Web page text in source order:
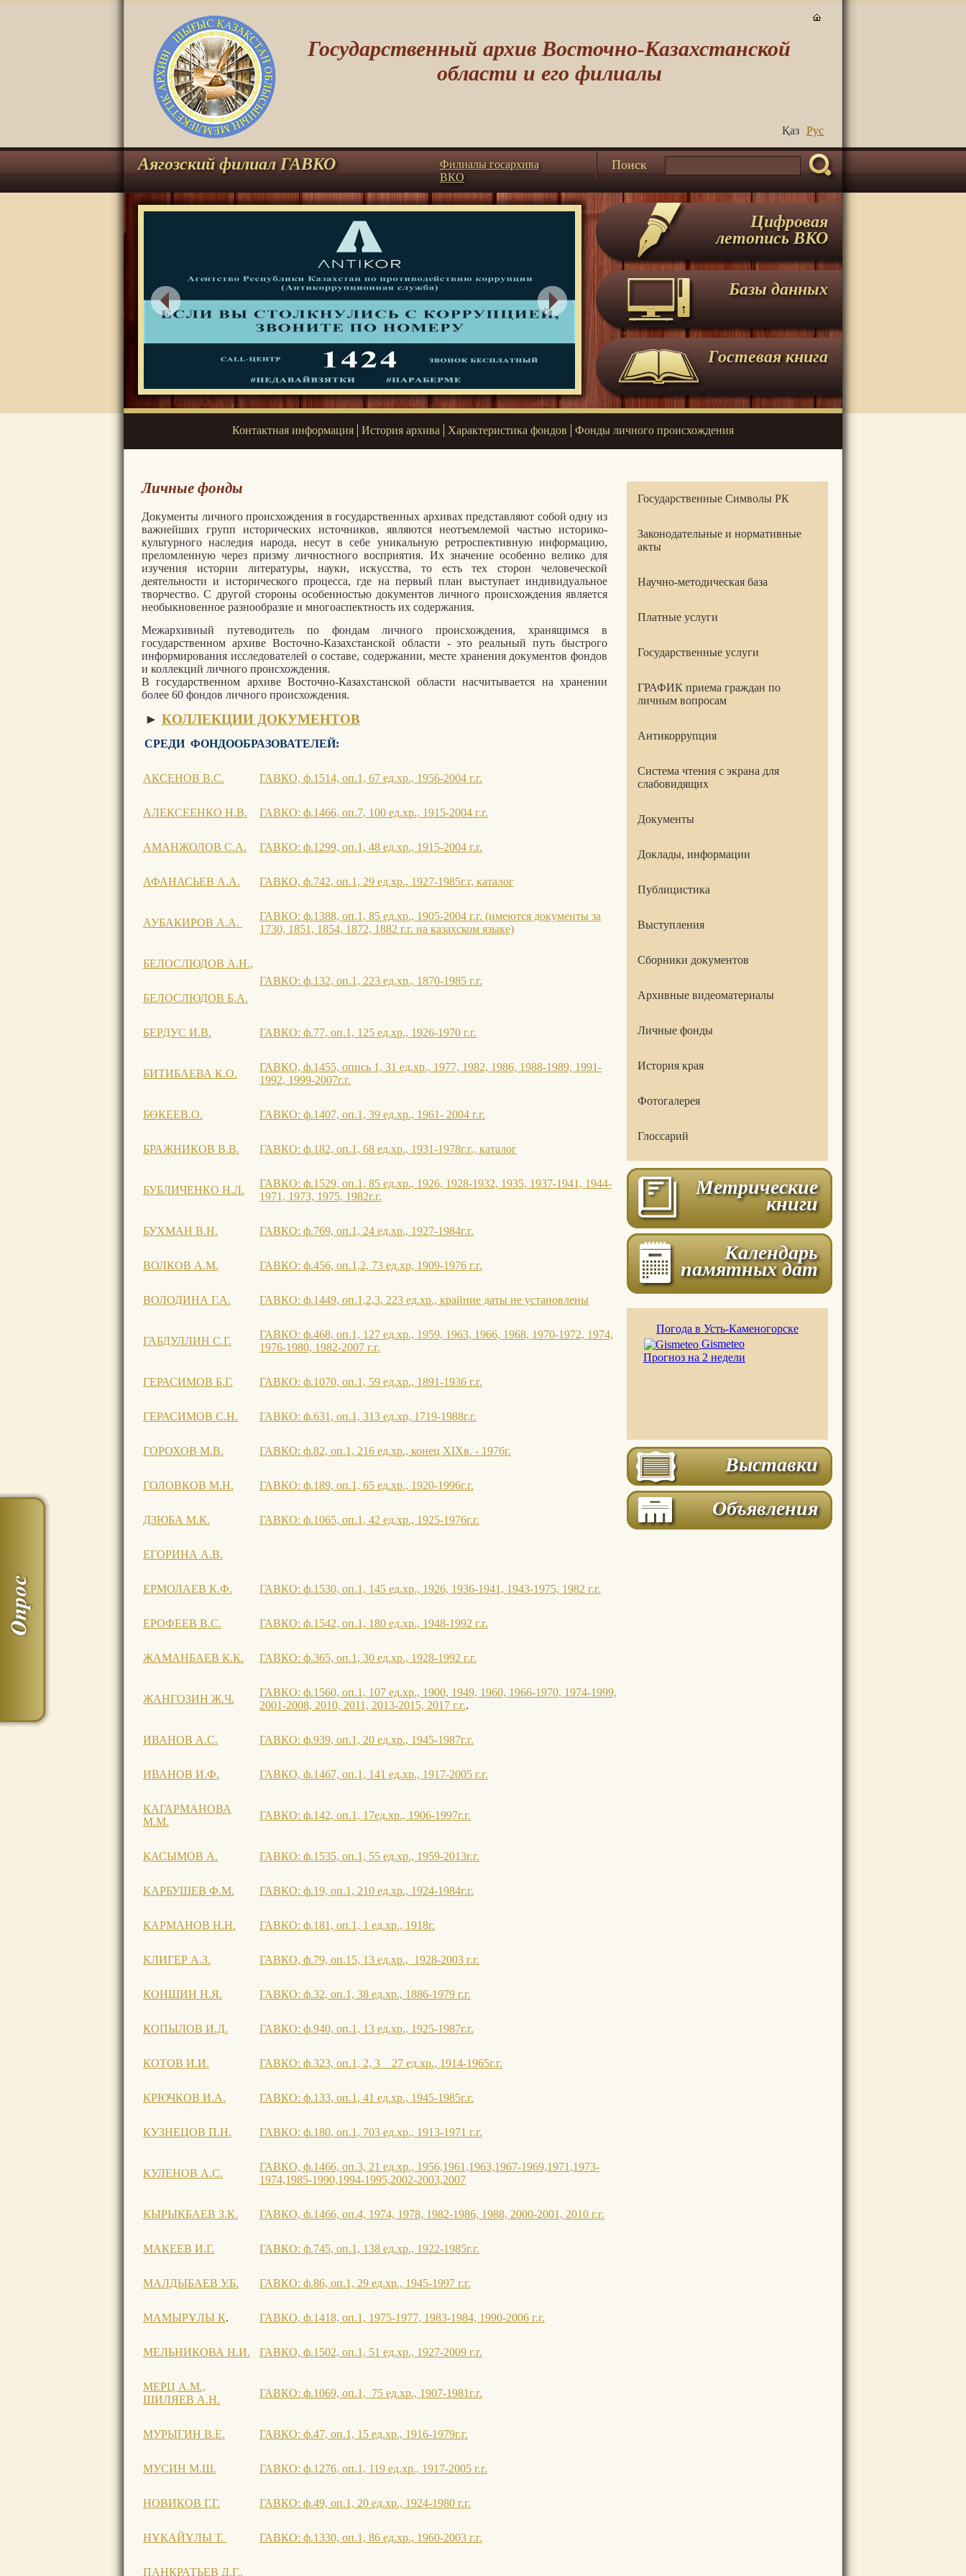
Государственный архив Восточно-Казахстанской
области и его филиалы
Қаз Руc
Аягозский филиал ГАВКО
Филиалы госархива
ВКО
Поиск
Цифровая
летопись ВКО
Базы данных
Гостевая книга
Контактная информация История архива Характеристика фондов Фонды личного происхождения
Личные фонды
Документы личного происхождения в государственных архивах представляют собой одну из
важнейших групп исторических источников, являются неотъемлемой частью историко-
культурного наследия народа, несут в себе уникальную ретроспективную информацию,
преломленную через призму личностного восприятия. Их значение особенно велико для
изучения истории литературы, науки, искусства, то есть тех сторон человеческой
деятельности и исторического процесса, где на первый план выступает индивидуальное
творчество. С другой стороны особенностью документов личного происхождения является
необыкновенное разнообразие и многоаспектность их содержания.
Межархивный путеводитель по фондам личного происхождения, хранящимся в
государственном архиве Восточно-Казахстанской области - это реальный путь быстрого
информирования исследователей о составе, содержании, месте хранения документов фондов
и коллекций личного происхождения.
В государственном архиве Восточно-Казахстанской области насчитывается на хранении
более 60 фондов личного происхождения.
► КОЛЛЕКЦИИ ДОКУМЕНТОВ
СРЕДИ ФОНДООБРАЗОВАТЕЛЕЙ:
АКСЕНОВ В.С. ГАВКО, ф.1514, оп.1, 67 ед.хр., 1956-2004 г.г.
АЛЕКСЕЕНКО Н.В. ГАВКО: ф.1466, оп.7, 100 ед.хр., 1915-2004 г.г.
АМАНЖОЛОВ С.А. ГАВКО: ф.1299, оп.1, 48 ед.хр., 1915-2004 г.г.
АФАНАСЬЕВ А.А. ГАВКО, ф.742, оп.1, 29 ед.хр., 1927-1985г.г, каталог
АУБАКИРОВ А.А.
ГАВКО: ф.1388, оп.1, 85 ед.хр., 1905-2004 г.г. (имеются документы за
1730, 1851, 1854, 1872, 1882 г.г. на казахском языке)
БЕЛОСЛЮДОВ А.Н.,
ГАВКО: ф.132, оп.1, 223 ед.хр., 1870-1985 г.г.
БЕЛОСЛЮДОВ Б.А.
БЕРДУС И.В. ГАВКО: ф.77, оп.1, 125 ед.хр., 1926-1970 г.г.
БИТИБАЕВА К.О.
ГАВКО, ф.1455, опись 1, 31 ед.хр., 1977, 1982, 1986, 1988-1989, 1991-
1992, 1999-2007г.г.
БӨКЕЕВ.О. ГАВКО: ф.1407, оп.1, 39 ед.хр., 1961- 2004 г.г.
БРАЖНИКОВ В.В. ГАВКО: ф.182, оп.1, 68 ед.хр., 1931-1978г.г., каталог
БУБЛИЧЕНКО Н.Л.
ГАВКО: ф.1529, оп.1, 85 ед.хр., 1926, 1928-1932, 1935, 1937-1941, 1944-
1971, 1973, 1975, 1982г.г.
БУХМАН В.Н. ГАВКО: ф.769, оп.1, 24 ед.хр., 1927-1984г.г.
ВОЛКОВ А.М. ГАВКО: ф.456, оп.1,2, 73 ед.хр, 1909-1976 г.г.
ВОЛОДИНА Г.А. ГАВКО: ф.1449, оп.1,2,3, 223 ед.хр., крайние даты не установлены
ГАБДУЛЛИН С.Г.
ГАВКО: ф.468, оп.1, 127 ед.хр., 1959, 1963, 1966, 1968, 1970-1972, 1974,
1976-1980, 1982-2007 г.г.
ГЕРАСИМОВ Б.Г. ГАВКО: ф.1070, оп.1, 59 ед.хр., 1891-1936 г.г.
ГЕРАСИМОВ С.Н. ГАВКО: ф.631, оп.1, 313 ед.хр, 1719-1988г.г.
ГОРОХОВ М.В. ГАВКО: ф.82, оп.1, 216 ед.хр., конец XIXв. - 1976г.
ГОЛОВКОВ М.Н. ГАВКО: ф.189, оп.1, 65 ед.хр., 1920-1996г.г.
ДЗЮБА М.К. ГАВКО: ф.1065, оп.1, 42 ед.хр., 1925-1976г.г.
ЕГОРИНА А.В.
ЕРМОЛАЕВ К.Ф. ГАВКО: ф.1530, оп.1, 145 ед.хр., 1926, 1936-1941, 1943-1975, 1982 г.г.
ЕРОФЕЕВ В.С. ГАВКО: ф.1542, оп.1, 180 ед.хр., 1948-1992 г.г.
ЖАМАНБАЕВ К.К. ГАВКО: ф.365, оп.1, 30 ед.хр., 1928-1992 г.г.
ЖАНГОЗИН Ж.Ч.
ГАВКО: ф.1560, оп.1, 107 ед.хр., 1900, 1949, 1960, 1966-1970, 1974-1999,
2001-2008, 2010, 2011, 2013-2015, 2017 г.г..
ИВАНОВ А.С. ГАВКО: ф.939, оп.1, 20 ед.хр., 1945-1987г.г.
ИВАНОВ И.Ф. ГАВКО, ф.1467, оп.1, 141 ед.хр., 1917-2005 г.г.
КАГАРМАНОВА
М.М.
ГАВКО: ф.142, оп.1, 17ед.хр., 1906-1997г.г.
ҚАСЫМОВ А. ГАВКО: ф.1535, оп.1, 55 ед.хр., 1959-2013г.г.
КАРБУШЕВ Ф.М. ГАВКО: ф.19, оп.1, 210 ед.хр., 1924-1984г.г.
КАРМАНОВ Н.Н. ГАВКО: ф.181, оп.1, 1 ед.хр., 1918г.
КЛИГЕР А.З. ГАВКО, ф.79, оп.15, 13 ед.хр., 1928-2003 г.г.
КОНШИН Н.Я. ГАВКО: ф.32, оп.1, 38 ед.хр., 1886-1979 г.г.
КОПЫЛОВ И.Д. ГАВКО: ф.940, оп.1, 13 ед.хр., 1925-1987г.г.
КОТОВ И.И. ГАВКО: ф.323, оп.1, 2, 3 27 ед.хр., 1914-1965г.г.
КРЮЧКОВ И.А. ГАВКО: ф.133, оп.1, 41 ед.хр., 1945-1985г.г.
КУЗНЕЦОВ П.Н. ГАВКО: ф.180, оп.1, 703 ед.хр., 1913-1971 г.г.
КУЛЕНОВ А.С.
ГАВКО, ф.1466, оп.3, 21 ед.хр., 1956,1961,1963,1967-1969,1971,1973-
1974,1985-1990,1994-1995,2002-2003,2007
КЫРЫКБАЕВ З.К. ГАВКО, ф.1466, оп.4, 1974, 1978, 1982-1986, 1988, 2000-2001, 2010 г.г.
МАКЕЕВ И.Г. ГАВКО: ф.745, оп.1, 138 ед.хр., 1922-1985г.г.
МАЛДЫБАЕВ У.Б. ГАВКО: ф.86, оп.1, 29 ед.хр., 1945-1997 г.г.
МАМЫРҰЛЫ К. ГАВКО, ф.1418, оп.1, 1975-1977, 1983-1984, 1990-2006 г.г.
МЕЛЬНИКОВА Н.И. ГАВКО, ф.1502, оп.1, 51 ед.хр., 1927-2009 г.г.
МЕРЦ А.М.,
ШИЛЯЕВ А.Н.
ГАВКО: ф.1069, оп.1, 75 ед.хр., 1907-1981г.г.
МУРЫГИН В.Е. ГАВКО: ф.47, оп.1, 15 ед.хр., 1916-1979г.г.
МУСИН М.Ш. ГАВКО: ф.1276, оп.1, 119 ед.хр., 1917-2005 г.г.
НОВИКОВ Г.Г. ГАВКО: ф.49, оп.1, 20 ед.хр., 1924-1980 г.г.
НҰҚАЙҰЛЫ Т. ГАВКО: ф.1330, оп.1, 86 ед.хр., 1960-2003 г.г.
ПАНКРАТЬЕВ Д.Г.,
Государственные Символы РК
Законодательные и нормативные
акты
Научно-методическая база
Платные услуги
Государственные услуги
ГРАФИК приема граждан по
личным вопросам
Антикоррупция
Система чтения с экрана для
слабовидящих
Документы
Доклады, информации
Публицистика
Выступления
Сборники документов
Архивные видеоматериалы
Личные фонды
История края
Фотогалерея
Глоссарий
Метрические
книги
Календарь
памятных дат
Погода в Усть-Каменогорске
Gismeteo
Прогноз на 2 недели
Выставки
Объявления